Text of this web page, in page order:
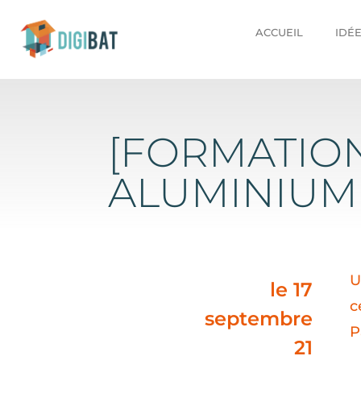
ACCUEIL
le 17
septembre
21